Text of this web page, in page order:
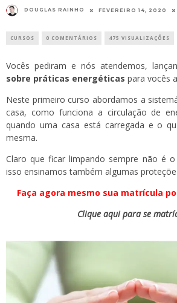
DOUGLAS RAINHO FEVEREIRO 14, 2020
CURSOS 0 COMENTÁRIOS 475 VISUALIZAÇÕES
Vocês pediram e nós atendemos,
sobre práticas energéticas para vocês
Neste primeiro curso abordamos a
casa, como funciona a circulação de
quando uma casa está carregada e o
mesma.
Claro que ficar limpando sempre não é
isso ensinamos também algumas
Faça agora mesmo sua matrícula
Clique aqui para se